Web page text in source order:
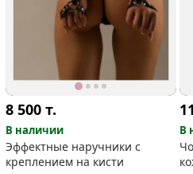
8 500т.
В наличии
Эффектные наручники с
креплением на кисти
В